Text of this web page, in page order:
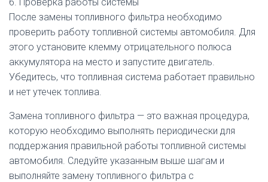
После замены топливного фильтра необходимо
проверить работу топливной системы автомобиля. Для
этого установите клемму отрицательного полюса
аккумулятора на место и запустите двигатель.
Убедитесь, что топливная система работает правильно
и нет утечек топлива.
Замена топливного фильтра — это важная процедура,
которую необходимо выполнять периодически для
поддержания правильной работы топливной системы
автомобиля. Следуйте указанным выше шагам и
выполняйте замену топливного фильтра с